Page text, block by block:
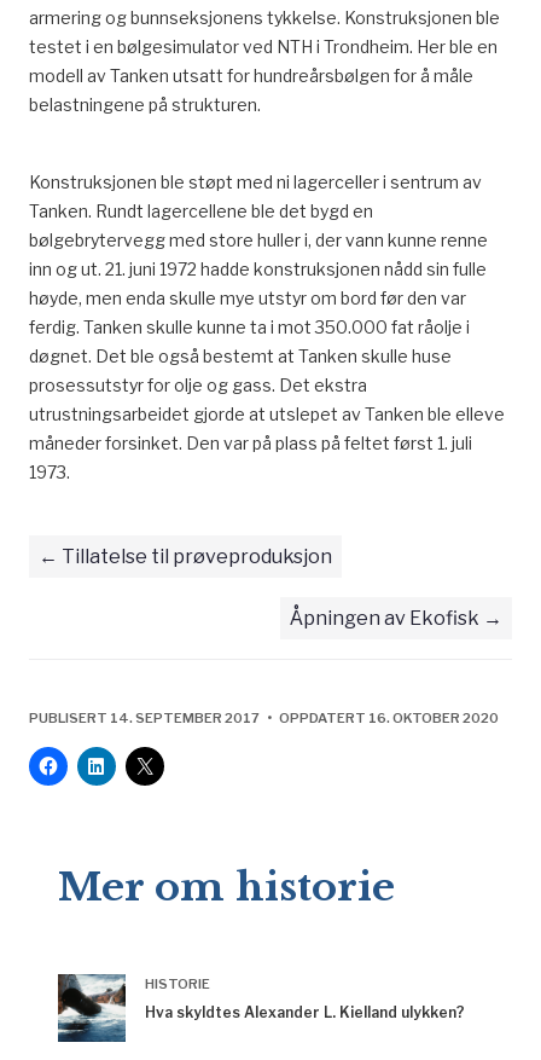
armering og bunnseksjonens tykkelse. Konstruksjonen ble
testet i en bølgesimulator ved NTH i Trondheim. Her ble en
modell av Tanken utsatt for hundreårsbølgen for å måle
belastningene på strukturen.
Konstruksjonen ble støpt med ni lagerceller i sentrum av
Tanken. Rundt lagercellene ble det bygd en
bølgebrytervegg med store huller i, der vann kunne renne
inn og ut. 21. juni 1972 hadde konstruksjonen nådd sin fulle
høyde, men enda skulle mye utstyr om bord før den var
ferdig. Tanken skulle kunne ta i mot 350.000 fat råolje i
døgnet. Det ble også bestemt at Tanken skulle huse
prosessutstyr for olje og gass. Det ekstra
utrustningsarbeidet gjorde at utslepet av Tanken ble elleve
måneder forsinket. Den var på plass på feltet først 1. juli
1973.
Tillatelse til prøveproduksjon
Åpningen av Ekofisk
PUBLISERT 14. SEPTEMBER 2017 • OPPDATERT 16. OKTOBER 2020
Mer om historie
HISTORIE
Hva skyldtes Alexander L. Kielland ulykken?